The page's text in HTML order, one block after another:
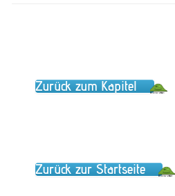
Zurück zum Kapitel
Zurück zur Startseite